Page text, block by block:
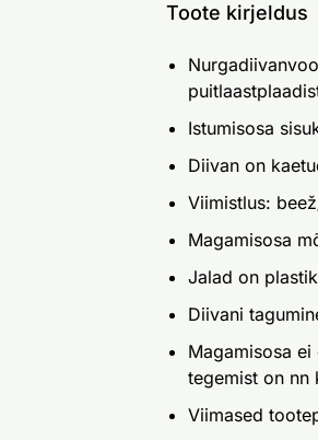
Toote kirjeldus
Istumisosa
Diivan on
Viimistlus:
Magamisosa
Jalad on
Diivani
Magamisosa
tegemist on nn
Viimased